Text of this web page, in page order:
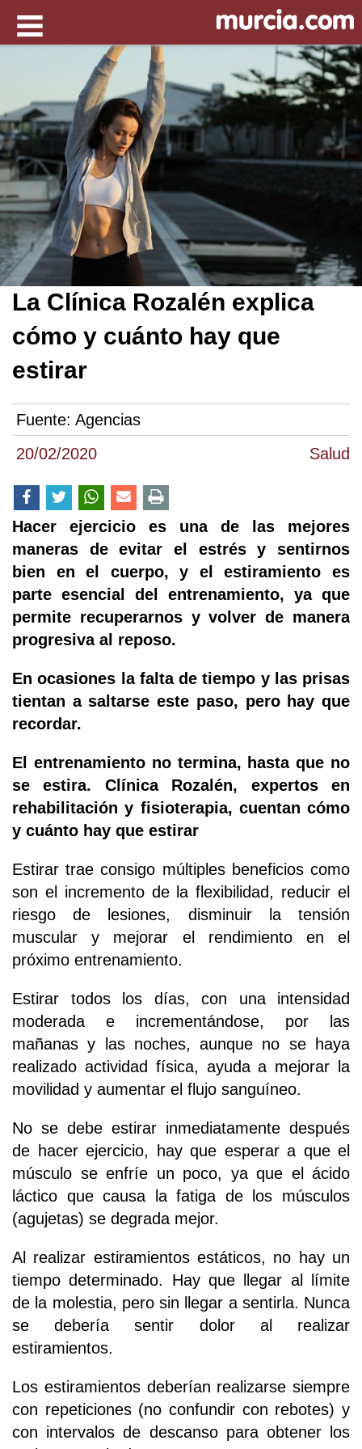
20/02/2020 Salud
La Clínica Rozalén explica
cómo y cuánto hay que
estirar
Fuente: Agencias
Hacer ejercicio es una de las mejores
maneras de evitar el estrés y sentirnos
bien en el cuerpo, y el estiramiento es
parte esencial del entrenamiento, ya que
permite recuperarnos y volver de manera
progresiva al reposo.
En ocasiones la falta de tiempo y las prisas
tientan a saltarse este paso, pero hay que
recordar.
El entrenamiento no termina, hasta que no
se estira. Clínica Rozalén, expertos en
rehabilitación y fisioterapia, cuentan cómo
y cuánto hay que estirar
Estirar trae consigo múltiples beneficios como
son el incremento de la flexibilidad, reducir el
riesgo de lesiones, disminuir la tensión
muscular y mejorar el rendimiento en el
próximo entrenamiento.
Estirar todos los días, con una intensidad
moderada e incrementándose, por las
mañanas y las noches, aunque no se haya
realizado actividad física, ayuda a mejorar la
movilidad y aumentar el flujo sanguíneo.
No se debe estirar inmediatamente después
de hacer ejercicio, hay que esperar a que el
músculo se enfríe un poco, ya que el ácido
láctico que causa la fatiga de los músculos
(agujetas) se degrada mejor.
Al realizar estiramientos estáticos, no hay un
tiempo determinado. Hay que llegar al límite
de la molestia, pero sin llegar a sentirla. Nunca
se debería sentir dolor al realizar
estiramientos.
Los estiramientos deberían realizarse siempre
con repeticiones (no confundir con rebotes) y
con intervalos de descanso para obtener los